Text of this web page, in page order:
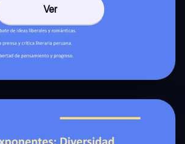
Ver